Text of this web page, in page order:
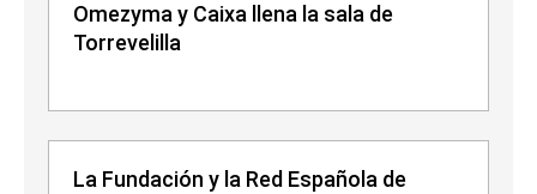
Omezyma y Caixa llena la sala de
Torrevelilla
La Fundación y la Red Española de